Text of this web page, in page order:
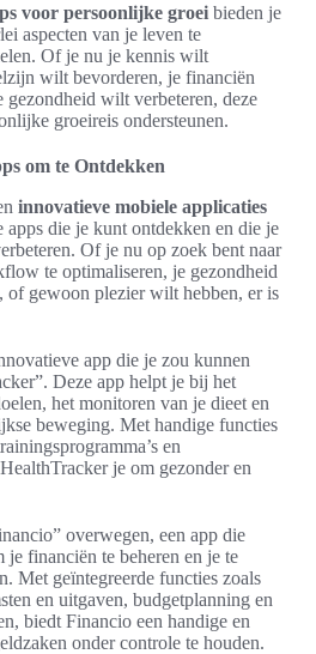
voor persoonlijke groei bieden je
aspecten van je leven te
Of je nu je kennis wilt
wilt bevorderen, je financiën
wilt verbeteren, deze
groeireis ondersteunen.
om te Ontdekken
innovatieve mobiele applicaties
apps die je kunt ontdekken en die je
Of je nu op zoek bent naar
te optimaliseren, je gezondheid
of gewoon plezier wilt hebben, er is
app die je zou kunnen
Deze app helpt je bij het
het monitoren van je dieet en
beweging. Met handige functies
en
je om gezonder en
overwegen, een app die
je financiën te beheren en je te
Met geïntegreerde functies zoals
en uitgaven, budgetplanning en
biedt Financio een handige en
onder controle te houden.